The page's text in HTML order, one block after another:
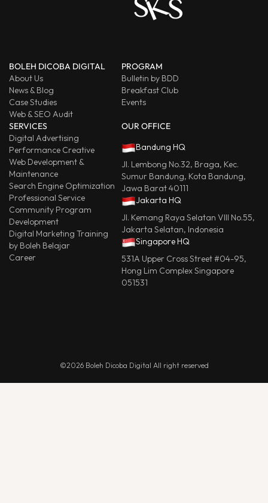
BOLEH DICOBA DIGITAL
About Us
News & Blog
Case Studies
Web & SEO Audit
PROGRAM
Bulletin by BDD
Breakfast Club
Events
SERVICES
Digital Advertising
Performance Creative
Web Development &
Maintenance
Search Engine Optimization
Professional Service
Community Program
Development
Digital Marketing Training
by Boleh Belajar
Career
OUR OFFICE
Bandung HQ
Jl. Lembong No.32, Braga, Kec.
Sumur Bandung, Kota Bandung,
Jawa Barat 40111
Jakarta HQ
Jl. Kemang Raya Selatan VIII No.55,
Jakarta Selatan, Indonesia
Singapore HQ
531A Upper Cross Street #04-95,
Hong Lim Complex Singapore
051531
©2026 Boleh Dicoba Digital All right reserved